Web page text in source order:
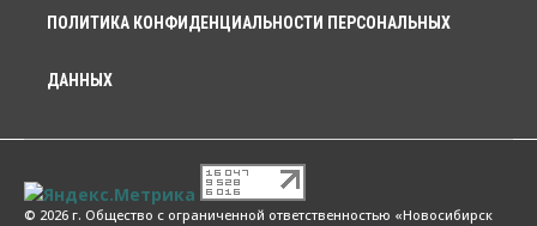
ПОЛИТИКА КОНФИДЕНЦИАЛЬНОСТИ ПЕРСОНАЛЬНЫХ
ДАННЫХ
© 2026 г. Общество с ограниченной ответственностью «Новосибирск